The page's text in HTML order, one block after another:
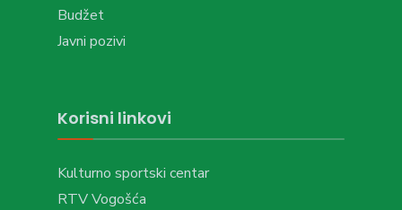
Budžet
Javni pozivi
Korisni linkovi
Kulturno sportski centar
RTV Vogošća